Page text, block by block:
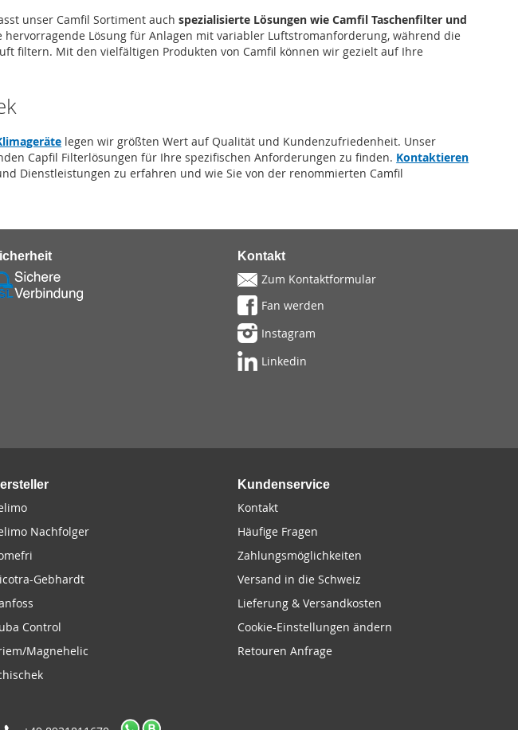
unser Camfil Sortiment auchspezialisierte Lösungen wie Camfil Taschenfilter und
hervorragende Lösung für Anlagen mit variabler Luftstromanforderung, während die
filtern. Mit den vielfältigen Produkten von Camfil können wir gezielt auf Ihre
legen wir größten Wert auf Qualität und Kundenzufriedenheit. Unser
Capfil Filterlösungen für Ihre spezifischen Anforderungen zu finden. Kontaktieren
Dienstleistungen zu erfahren und wie Sie von der renommierten Camfil
Kontakt
Zum Kontaktformular
Fan werden
Instagram
Linkedin
Nachfolger
Gebhardt
Control
Magnehelic
Kundenservice
Kontakt
Häufige Fragen
Zahlungsmöglichkeiten
Versand in die Schweiz
Lieferung & Versandkosten
Cookie-Einstellungen ändern
Retouren Anfrage